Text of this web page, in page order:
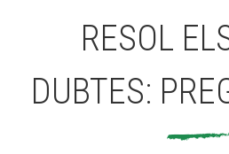
RESOL
DUBTES: